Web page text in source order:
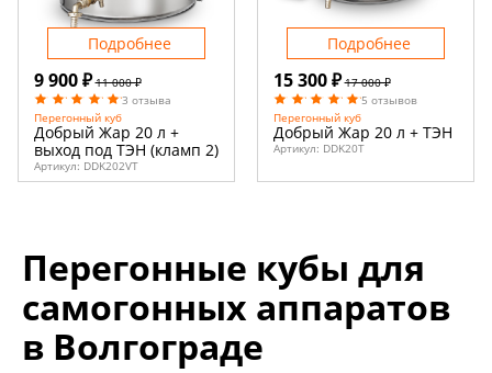
9 900 ₽ 11 000 ₽
3 отзыва
Перегонный куб
Добрый Жар 20 л +
выход под ТЭН (кламп 2)
Артикул: DDK202VT
Подробнее
15 300 ₽ 17 000 ₽
5 отзывов
Перегонный куб
Добрый Жар 20 л + ТЭН
Артикул: DDK20T
Подробнее
Перегонные кубы для
самогонных аппаратов
в Волгограде